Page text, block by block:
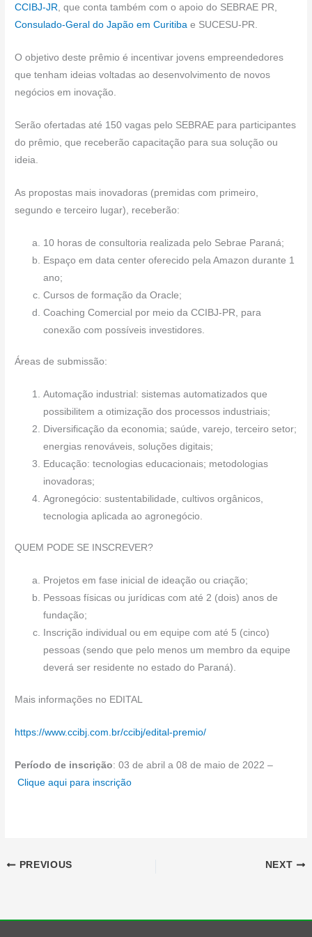
o
k
n
p
m
CCIBJ-JR, que conta também com o apoio do SEBRAE PR,
Consulado-Geral do Japão em Curitiba e SUCESU-PR.
O objetivo deste prêmio é incentivar jovens empreendedores
que tenham ideias voltadas ao desenvolvimento de novos
negócios em inovação.
Serão ofertadas até 150 vagas pelo SEBRAE para participantes
do prêmio, que receberão capacitação para sua solução ou
ideia.
As propostas mais inovadoras (premidas com primeiro,
segundo e terceiro lugar), receberão:
10 horas de consultoria realizada pelo Sebrae Paraná;
Espaço em data center oferecido pela Amazon durante 1
ano;
Cursos de formação da Oracle;
Coaching Comercial por meio da CCIBJ-PR, para
conexão com possíveis investidores.
Áreas de submissão:
Automação industrial: sistemas automatizados que
possibilitem a otimização dos processos industriais;
Diversificação da economia; saúde, varejo, terceiro setor;
energias renováveis, soluções digitais;
Educação: tecnologias educacionais; metodologias
inovadoras;
Agronegócio: sustentabilidade, cultivos orgânicos,
tecnologia aplicada ao agronegócio.
QUEM PODE SE INSCREVER?
Projetos em fase inicial de ideação ou criação;
Pessoas físicas ou jurídicas com até 2 (dois) anos de
fundação;
Inscrição individual ou em equipe com até 5 (cinco)
pessoas (sendo que pelo menos um membro da equipe
deverá ser residente no estado do Paraná).
Mais informações no EDITAL
https://www.ccibj.com.br/ccibj/edital-premio/
Período de inscrição: 03 de abril a 08 de maio de 2022 –
Clique aqui para inscrição
PREVIOUS NEXT